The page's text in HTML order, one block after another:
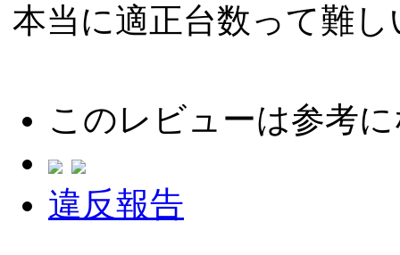
本当に適正台数って難し
このレビューは参考
違反報告